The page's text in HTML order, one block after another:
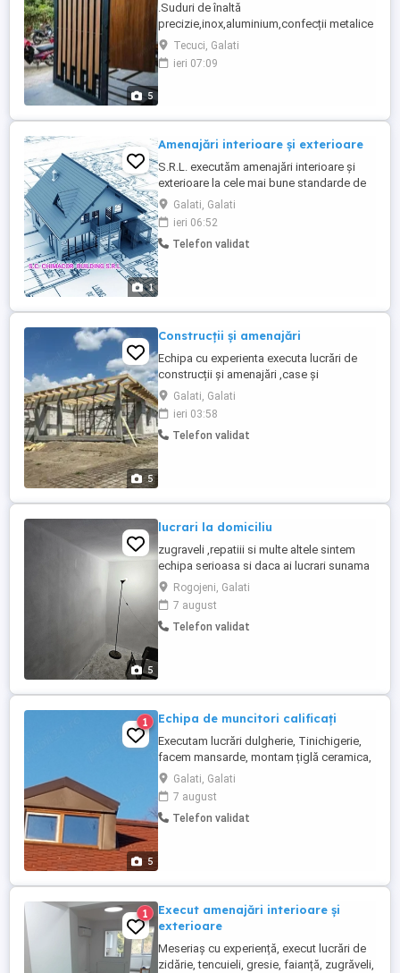
5
.Suduri de înaltă
precizie,inox,aluminium,confecții metalice
feroase și neferoase.Mobilier
HORECA,mobilier urban,ansamble și
subansamble pentru industria
geamuri,mobilier din inox și fier
forjat,suporți pentru camere de
supraveghere, ...
Tecuci, Galati
ieri 07:09
1
Amenajări interioare și exterioare
S.R.L. executăm amenajări interioare și
exterioare la cele mai bune standarde de
calitate și preț.Zidarie, Tencuiala,
Acoperișuri, Rigips, Gleturi, Zugrăveli,
Faianță, Gresie, Parquet E.T.C.
Galati, Galati
ieri 06:52
Telefon validat
5
Construcții și amenajări
Echipa cu experienta executa lucrări de
construcții și amenajări ,case și
spartamente
Galati, Galati
ieri 03:58
Telefon validat
5
lucrari la domiciliu
zugraveli ,repatiii si multe altele sintem
echipa serioasa si daca ai lucrari sunama
sa discutam preturi avantajoase orice
lucrare putem discuta electricitatate
,faianta ,s.a
Rogojeni, Galati
7 august
Telefon validat
5
1 Echipa de muncitori calificați
Executam lucrări dulgherie, Tinichigerie,
facem mansarde, montam țiglă ceramica,
țiglă metalica, montat lambriu, rigips,
facem izolații, dam decorativa, gleturi, var
decorativ ,montan geamuri Velux
Galati, Galati
7 august
Telefon validat
1
Execut amenajări interioare și
exterioare
Meseriaș cu experiență, execut lucrări de
zidărie, tencuieli, gresie, faianță, zugrăveli,